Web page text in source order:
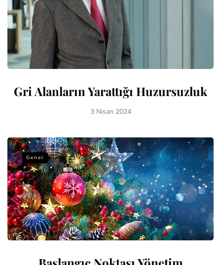
Gri Alanların Yarattığı Huzursuzluk
3 Nisan 2024
Genel